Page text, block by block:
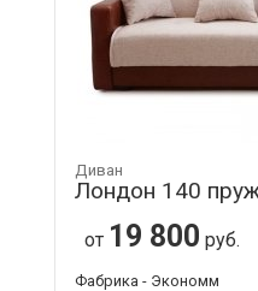
Диван
Лондон 140
от 19 800 руб.
Фабрика - Экономм